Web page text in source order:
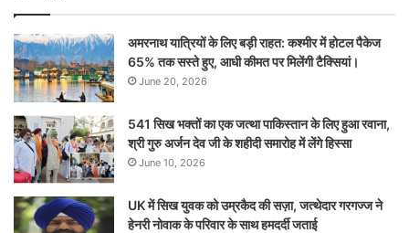
अमरनाथ यात्रियों के लिए बड़ी राहत: कश्मीर में होटल पैकेज
65% तक सस्ते हुए, आधी कीमत पर मिलेंगी टैक्सियां।
June 20, 2026
541 सिख भक्तों का एक जत्था पाकिस्तान के लिए हुआ रवाना,
श्री गुरु अर्जन देव जी के शहीदी समारोह में लेंगे हिस्सा
June 10, 2026
UK में सिख युवक को उम्रकैद की सज़ा, जत्थेदार गरगज्ज ने
हेनरी नोवाक के परिवार के साथ हमदर्दी जताई